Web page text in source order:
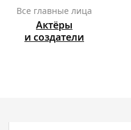
Все главные лица
Актёры
и создатели